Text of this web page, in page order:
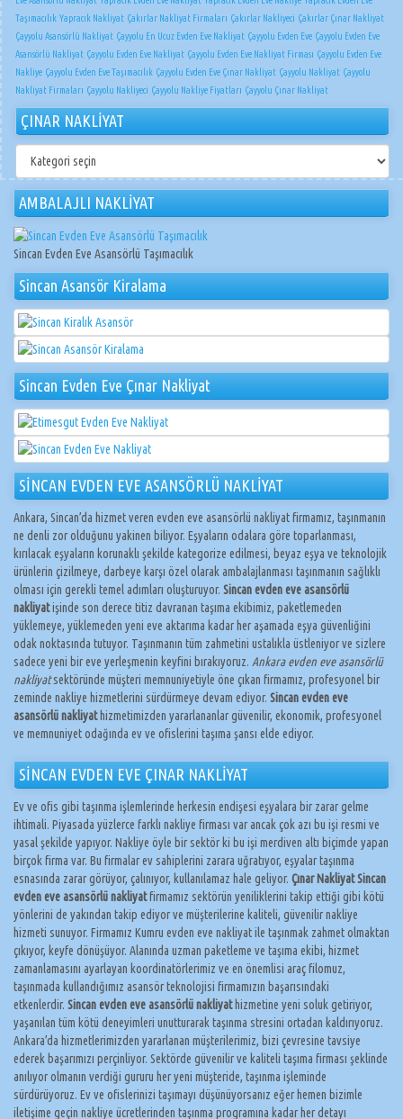
Taşımacılık Yapracık Nakliyat Çakırlar Nakliyat Firmaları Çakırlar Nakliyeci Çakırlar Çınar Nakliyat
Çayyolu Asansörlü Nakliyat Çayyolu En Ucuz Evden Eve Nakliyat Çayyolu Evden Eve Çayyolu Evden Eve
Asansörlü Nakliyat Çayyolu Evden Eve Nakliyat Çayyolu Evden Eve Nakliyat Firması Çayyolu Evden Eve
Nakliye Çayyolu Evden Eve Taşımacılık Çayyolu Evden Eve Çınar Nakliyat Çayyolu Nakliyat Çayyolu
Nakliyat Firmaları Çayyolu Nakliyeci Çayyolu Nakliye Fiyatları Çayyolu Çınar Nakliyat
ÇINAR NAKLİYAT
NAKLİYAT
AMBALAJLI NAKLİYAT
Sincan Evden Eve Asansörlü Taşımacılık
Sincan Asansör Kiralama
Sincan Evden Eve Çınar Nakliyat
SİNCAN EVDEN EVE ASANSÖRLÜ NAKLİYAT
Ankara, Sincan’da hizmet veren evden eve asansörlü nakliyat firmamız, taşınmanın
ne denli zor olduğunu yakinen biliyor. Eşyaların odalara göre toparlanması,
kırılacak eşyaların korunaklı şekilde kategorize edilmesi, beyaz eşya ve teknolojik
ürünlerin çizilmeye, darbeye karşı özel olarak ambalajlanması taşınmanın sağlıklı
olması için gerekli temel adımları oluşturuyor. Sincan evden eve asansörlü
nakliyatişinde son derece titiz davranan taşıma ekibimiz, paketlemeden
yüklemeye, yüklemeden yeni eve aktarıma kadar her aşamada eşya güvenliğini
odak noktasında tutuyor. Taşınmanın tüm zahmetini ustalıkla üstleniyor ve sizlere
sadece yeni bir eve yerleşmenin keyfini bırakıyoruz. Ankara evden eve asansörlü
nakliyatsektöründe müşteri memnuniyetiyle öne çıkan firmamız, profesyonel bir
zeminde nakliye hizmetlerini sürdürmeye devam ediyor. Sincan evden eve
asansörlü nakliyathizmetimizden yararlananlar güvenilir, ekonomik, profesyonel
ve memnuniyet odağında ev ve ofislerini taşıma şansı elde ediyor.
SİNCAN EVDEN EVE ÇINAR NAKLİYAT
Ev ve ofis gibi taşınma işlemlerinde herkesin endişesi eşyalara bir zarar gelme
ihtimali. Piyasada yüzlerce farklı nakliye firması var ancak çok azı bu işi resmi ve
yasal şekilde yapıyor. Nakliye öyle bir sektör ki bu işi merdiven altı biçimde yapan
birçok firma var. Bu firmalar ev sahiplerini zarara uğratıyor, eşyalar taşınma
esnasında zarar görüyor, çalınıyor, kullanılamaz hale geliyor. Çınar Nakliyat Sincan
evden eve asansörlü nakliyatfirmamız sektörün yeniliklerini takip ettiği gibi kötü
yönlerini de yakından takip ediyor ve müşterilerine kaliteli, güvenilir nakliye
hizmeti sunuyor. Firmamız Kumru evden eve nakliyat ile taşınmak zahmet olmaktan
çıkıyor, keyfe dönüşüyor. Alanında uzman paketleme ve taşıma ekibi, hizmet
zamanlamasını ayarlayan koordinatörlerimiz ve en önemlisi araç filomuz,
taşınmada kullandığımız asansör teknolojisi firmamızın başarısındaki
etkenlerdir. Sincan evden eve asansörlü nakliyathizmetine yeni soluk getiriyor,
yaşanılan tüm kötü deneyimleri unutturarak taşınma stresini ortadan kaldırıyoruz.
Ankara’da hizmetlerimizden yararlanan müşterilerimiz, bizi çevresine tavsiye
ederek başarımızı perçinliyor. Sektörde güvenilir ve kaliteli taşıma firması şeklinde
anılıyor olmanın verdiği gururu her yeni müşteride, taşınma işleminde
sürdürüyoruz. Ev ve ofislerinizi taşımayı düşünüyorsanız eğer hemen bizimle
iletişime geçin nakliye ücretlerinden taşınma programına kadar her detayı